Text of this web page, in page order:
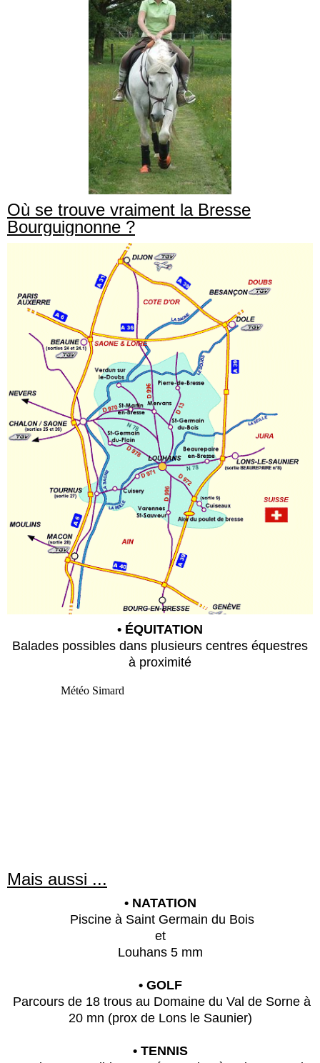
Où se trouve vraiment la Bresse
Bourguignonne ?
• ÉQUITATION
Balades possibles dans plusieurs centres équestres
à proximité
Mais aussi ...
• NATATION
Piscine à Saint Germain du Bois
et
Louhans 5 mm
• GOLF
Parcours de 18 trous au Domaine du Val de Sorne à
20 mn (prox de Lons le Saunier)
• TENNIS